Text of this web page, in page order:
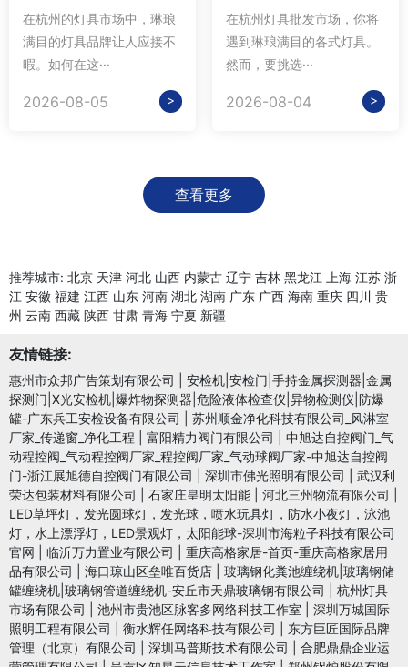
在杭州的灯具市场中，琳琅
满目的灯具品牌让人应接不
暇。如何在这···
2026-08-05 >
在杭州灯具批发市场，你将
遇到琳琅满目的各式灯具。
然而，要挑选···
2026-08-04 >
查看更多
推荐城市: 北京 天津 河北 山西 内蒙古 辽宁 吉林 黑龙江 上海 江苏 浙
江 安徽 福建 江西 山东 河南 湖北 湖南 广东 广西 海南 重庆 四川 贵
州 云南 西藏 陕西 甘肃 青海 宁夏 新疆
友情链接:
惠州市众邦广告策划有限公司
安检机|安检门|手持金属探测器|金属
探测门|X光安检机|爆炸物探测器|危险液体检查仪|异物检测仪|防爆
罐-广东兵工安检设备有限公司
苏州顺金净化科技有限公司_风淋室
厂家_传递窗_净化工程
富阳精力阀门有限公司
中旭达自控阀门_气
动程控阀_气动程控阀厂家_程控阀厂家_气动球阀厂家-中旭达自控阀
门-浙江展旭德自控阀门有限公司
深圳市佛光照明有限公司
武汉利
荣达包装材料有限公司
石家庄皇明太阳能 河北三州物流有限公司
LED草坪灯，发光圆球灯，发光球，喷水玩具灯，防水小夜灯，泳池
灯，水上漂浮灯，LED景观灯，太阳能球-深圳市海粒子科技有限公司
官网
临沂万力置业有限公司
重庆高格家居-首页-重庆高格家居用
品有限公司
海口琼山区垒唯百货店
玻璃钢化粪池缠绕机|玻璃钢储
罐缠绕机|玻璃钢管道缠绕机-安丘市天鼎玻璃钢有限公司
杭州灯具
市场有限公司
池州市贵池区脉客多网络科技工作室
深圳万城国际
照明工程有限公司
衡水辉任网络科技有限公司
东方巨匠国际品牌
管理（北京）有限公司
深圳马普斯技术有限公司
合肥鼎鼎企业运